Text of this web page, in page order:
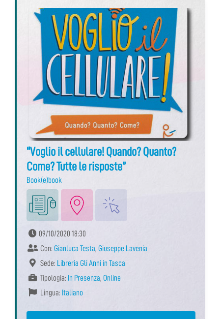
“Voglio il cellulare! Quando? Quanto?
Come? Tutte le risposte”
Book(e)book
09/10/2020 18:30
Con: Gianluca Testa, Giuseppe Lavenia
Sede: Libreria Gli Anni in Tasca
Tipologia: In Presenza, Online
Lingua: Italiano